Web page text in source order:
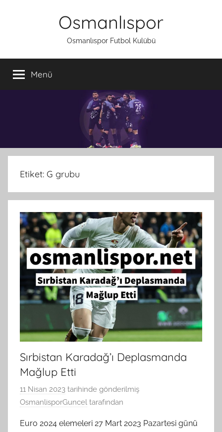
Osmanlıspor
Osmanlıspor Futbol Kulübü
Menü
Etiket: G grubu
Sırbistan Karadağ’ı Deplasmanda
Mağlup Etti
11 Nisan 2023 tarihinde gönderilmiş
OsmanlisporGuncel tarafından
Euro 2024 elemeleri 27 Mart 2023 Pazartesi günü